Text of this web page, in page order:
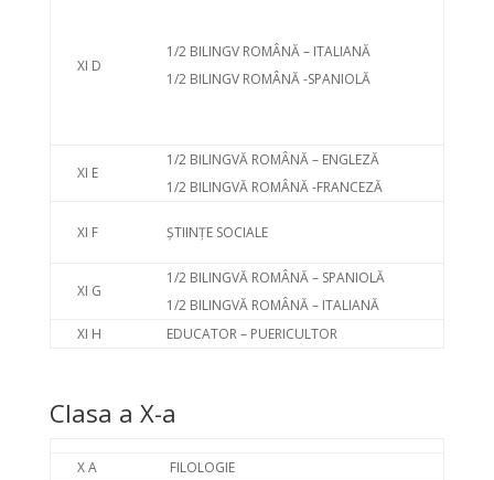
XI D
1/2 BILINGV ROMÂNĂ – ITALIANĂ
1/2 BILINGV ROMÂNĂ -SPANIOLĂ
XI E
1/2 BILINGVĂ ROMÂNĂ – ENGLEZĂ
1/2 BILINGVĂ ROMÂNĂ -FRANCEZĂ
XI F ȘTIINȚE SOCIALE
XI G
1/2 BILINGVĂ ROMÂNĂ – SPANIOLĂ
1/2 BILINGVĂ ROMÂNĂ – ITALIANĂ
XI H
EDUCATOR – PUERICULTOR
Clasa a X-a
X A
FILOLOGIE